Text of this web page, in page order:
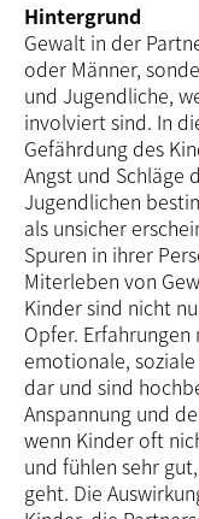
Hintergrund
Gewalt in der
oder Männer,
und Jugendliche,
involviert sind. In
Gefährdung des
Angst und Schläge
Jugendlichen
als unsicher
Spuren in ihrer
Miterleben von
Kinder sind nicht
Opfer.
emotionale,
dar und sind
Anspannung und
wenn Kinder oft
und fühlen sehr
geht. Die